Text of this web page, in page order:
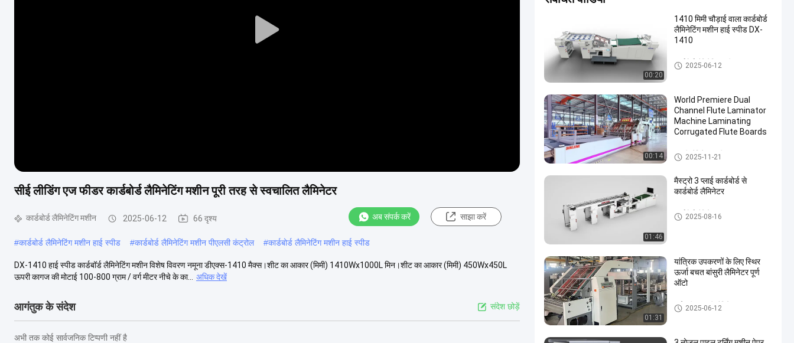
Play
सीई लीडिंग एज फीडर कार्डबोर्ड लैमिनेटिंग मशीन पूरी तरह से स्वचालित लैमिनेटर
कार्डबोर्ड लैमिनेटिंग मशीन 2025-06-12 66 दृश्य अब संपर्क करें साझा करें
#कार्डबोर्ड लैमिनेटिंग मशीन हाई स्पीड #कार्डबोर्ड लैमिनेटिंग मशीन पीएलसी कंट्रोल #कार्डबोर्ड लैमिनेटिंग मशीन हाई स्पीड
DX-1410 हाई स्पीड कार्डबॉर्ड लैमिनेटिंग मशीन विशेष विवरण नमूना डीएक्स-1410 मैक्स।शीट का आकार (मिमी) 1410Wx1000L मिन।शीट का आकार (मिमी) 450Wx450L
ऊपरी कागज की मोटाई 100-800 ग्राम / वर्ग मीटर नीचे के का...
अधिक देखें
आगंतुक के संदेश संदेश छोड़ें
अभी तक कोई सार्वजनिक टिप्पणी नहीं है
00:20
1410 मिमी चौड़ाई वाला कार्डबोर्ड
लैमिनेटिंग मशीन हाई स्पीड DX-
1410
कार्डबोर्ड लैमिनेटिंग मशीन
2025-06-12
00:14
World Premiere Dual
Channel Flute Laminator
Machine Laminating
Corrugated Flute Boards
बांसुरी लैमिनेटर मशीन
2025-11-21
01:46
मैस्ट्रो 3 प्लाई कार्डबोर्ड से
कार्डबोर्ड लैमिनेटर
कार्डबोर्ड लैमिनेटर
2025-08-16
01:31
यांत्रिक उपकरणों के लिए स्थिर
ऊर्जा बचत बांसुरी लैमिनेटर पूर्ण
ऑटो
हाई स्पीड बांसुरी लैमिनेटर
2025-06-12